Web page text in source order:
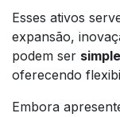
Esses ativos
expansão,
podem ser
oferecendo
Embora